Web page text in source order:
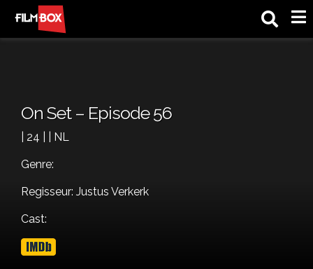
On Set – Episode 56
| 24 | | NL
Genre:
Regisseur: Justus Verkerk
Cast: